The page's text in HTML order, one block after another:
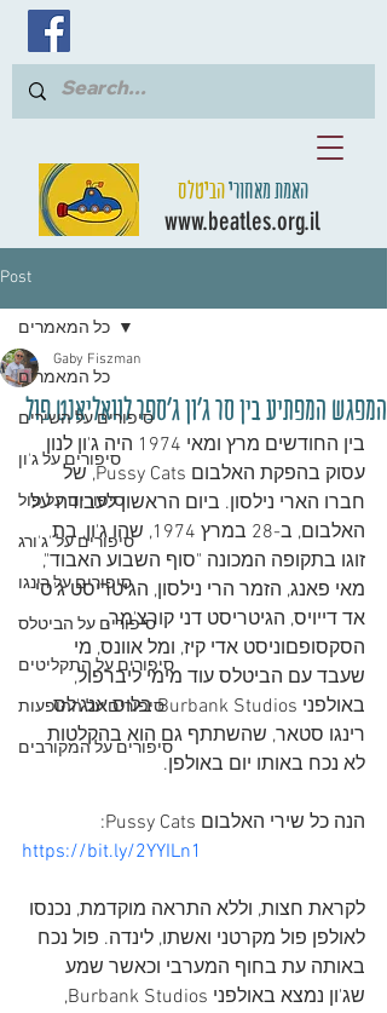
האמת מאחוריהביטלס
www.beatles.org.il
Post
כל המאמרים
סיפורים על השירים
סיפורים על ג'ון
סיפורים על פול
סיפורים על 'ג'ורג
סיפורים על רינגו
סיפורים על הביטלס
סיפורים על התקליטים
סיפורים על ההופעות
סיפורים על המקורבים
כל המאמרים
המפגש המפתיע בין סר ג'ון ג'ספר לוואליאנט פול
Gaby Fiszman
בין החודשים מרץ ומאי 1974 היה ג'ון לנון
עסוק בהפקת האלבום Pussy Cats, של
חברו הארי נילסון. ביום הראשון לעבודה על
האלבום, ב-28 במרץ 1974, שהו ג'ון, בת
זוגו בתקופה המכונה "סוף השבוע האבוד",
מאי פאנג, הזמר הרי נילסון, הגיטריסט ג'סי
אד דייויס, הגיטריסט דני קורצ'מר,
הסקסופםוניסט אדי קיז, ומל אוונס, מי
שעבד עם הביטלס עוד מימי ליברפול,
באולפני Burbank Studios בלוס אנג'לס.
רינגו סטאר, שהשתתף גם הוא בהקלטות
לא נכח באותו יום באולפן.
הנה כל שירי האלבום Pussy Cats:
https://bit.ly/2YYILn1
לקראת חצות, וללא התראה מוקדמת, נכנסו
לאולפן פול מקרטני ואשתו, לינדה. פול נכח
באותה עת בחוף המערבי וכאשר שמע
שג'ון נמצא באולפני Burbank Studios,